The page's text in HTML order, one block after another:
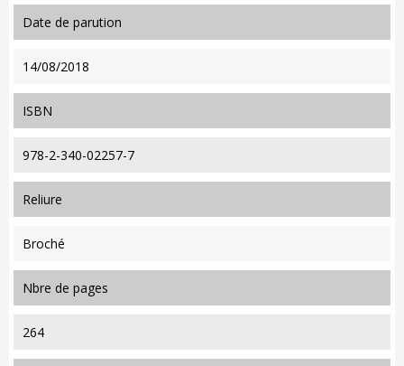
date de parution
14/08/2018
ISBN
978-2-340-02257-7
reliure
Broché
nbre de pages
264